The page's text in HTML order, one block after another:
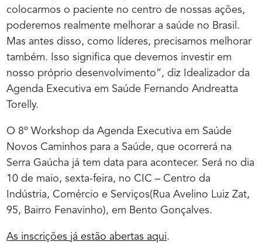
colocarmos o paciente no centro de nossas ações,
poderemos realmente melhorar a saúde no Brasil.
Mas antes disso, como líderes, precisamos melhorar
também. Isso significa que devemos investir em
nosso próprio desenvolvimento”, diz Idealizador da
Agenda Executiva em Saúde Fernando Andreatta
Torelly.
O 8º Workshop da Agenda Executiva em Saúde
Novos Caminhos para a Saúde, que ocorrerá na
Serra Gaúcha já tem data para acontecer. Será no dia
10 de maio, sexta-feira, no CIC – Centro da
Indústria, Comércio e Serviços(Rua Avelino Luiz Zat,
95, Bairro Fenavinho), em Bento Gonçalves.
As inscrições já estão abertas aqui.